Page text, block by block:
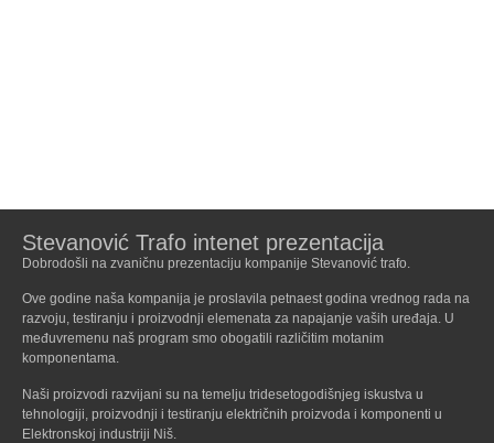
Stevanović Trafo intenet prezentacija
Dobrodošli na zvaničnu prezentaciju kompanije Stevanović trafo.
Ove godine naša kompanija je proslavila petnaest godina vrednog rada na
razvoju, testiranju i proizvodnji elemenata za napajanje vaših uređaja. U
međuvremenu naš program smo obogatili različitim motanim
komponentama.
Naši proizvodi razvijani su na temelju tridesetogodišnjeg iskustva u
tehnologiji, proizvodnji i testiranju električnih proizvoda i komponenti u
Elektronskoj industriji Niš.